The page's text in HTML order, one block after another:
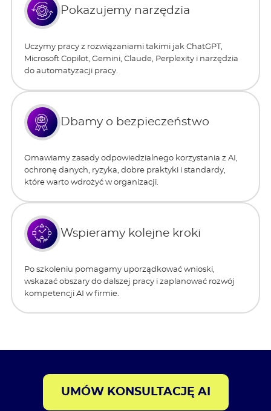
Pokazujemy narzędzia
Uczymy pracy z rozwiązaniami takimi jak ChatGPT,
Microsoft Copilot, Gemini, Claude, Perplexity i narzędzia
do automatyzacji pracy.
Dbamy o bezpieczeństwo
Omawiamy zasady odpowiedzialnego korzystania z AI,
ochronę danych, ryzyka, dobre praktyki i standardy,
które warto wdrożyć w organizacji.
Wspieramy kolejne kroki
Po szkoleniu pomagamy uporządkować wnioski,
wskazać obszary do dalszej pracy i zaplanować rozwój
kompetencji AI w firmie.
UMÓW KONSULTACJĘ AI